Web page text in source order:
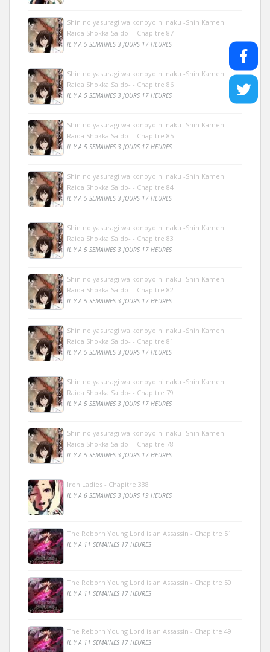
Shin no yasuragi wa konoyo ni naku -Shin Kamen
Raida Shokka Saido- - Chapitre 87
IL Y A 5 SEMAINES 3 JOURS 17 HEURES
Shin no yasuragi wa konoyo ni naku -Shin Kamen
Raida Shokka Saido- - Chapitre 86
IL Y A 5 SEMAINES 3 JOURS 17 HEURES
Shin no yasuragi wa konoyo ni naku -Shin Kamen
Raida Shokka Saido- - Chapitre 85
IL Y A 5 SEMAINES 3 JOURS 17 HEURES
Shin no yasuragi wa konoyo ni naku -Shin Kamen
Raida Shokka Saido- - Chapitre 84
IL Y A 5 SEMAINES 3 JOURS 17 HEURES
Shin no yasuragi wa konoyo ni naku -Shin Kamen
Raida Shokka Saido- - Chapitre 83
IL Y A 5 SEMAINES 3 JOURS 17 HEURES
Shin no yasuragi wa konoyo ni naku -Shin Kamen
Raida Shokka Saido- - Chapitre 82
IL Y A 5 SEMAINES 3 JOURS 17 HEURES
Shin no yasuragi wa konoyo ni naku -Shin Kamen
Raida Shokka Saido- - Chapitre 81
IL Y A 5 SEMAINES 3 JOURS 17 HEURES
Shin no yasuragi wa konoyo ni naku -Shin Kamen
Raida Shokka Saido- - Chapitre 79
IL Y A 5 SEMAINES 3 JOURS 17 HEURES
Shin no yasuragi wa konoyo ni naku -Shin Kamen
Raida Shokka Saido- - Chapitre 78
IL Y A 5 SEMAINES 3 JOURS 17 HEURES
Iron Ladies - Chapitre 338
IL Y A 6 SEMAINES 3 JOURS 19 HEURES
The Reborn Young Lord is an Assassin - Chapitre 51
IL Y A 11 SEMAINES 17 HEURES
The Reborn Young Lord is an Assassin - Chapitre 50
IL Y A 11 SEMAINES 17 HEURES
The Reborn Young Lord is an Assassin - Chapitre 49
IL Y A 11 SEMAINES 17 HEURES